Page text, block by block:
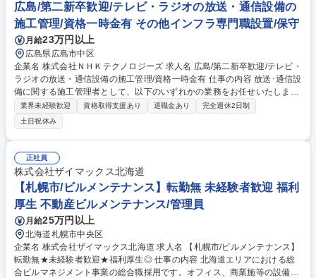
広島/第二新卒歓迎/テレビ・ラジオの放送・通信設備の
施工管理/資格一時金有 その他インフラ専門職設置/保守
月給23万円以上
広島県広島市中区
企業名 株式会社ＮＨＫテクノロジーズ 求人名 広島/第二新卒歓迎/テレビ・
ラジオの放送・通信設備の施工管理/資格一時金有 仕事の内容 放送･通信設
備に関する施工管理者として、以下のいずれかの業務をお任せいたしま
す。下記業務のうち複数を御担当いただく場合もございます。 ※建設業務
や建物の改変等の業務はございません。 ・テレビ/ラジオの放送送信/通信
設備のメンテナンス ・テレビ/ラジオの放送送信/通信設備の改修･新設工事
における設計/施工管理 ・テレビ放送の共同受信施設のメンテナンス ・テ
レビ放送の共同受信施設やケーブルテレビ設備の改修･新設工事における
設計･施工管理 ・諸官庁等の無線システムの公共工事における設計/施工管
理 ・無線設備工事/無線設備利用/無線局免許申請等の電波利用に関するコ
ンサルティング 募集職種 広島/第二新卒歓迎/テレビ・ラジオの放送・通信
設備の施工管理/資格一時金有
業界未経験歓迎 資格取得支援あり 退職金あり
完全週休2日制
土日祝休み
正社員
株式会社ザイマックス北海道
【札幌市/ビルメンテナンス】転勤無 未経験者歓迎 福利
厚生 不動産ビルメンテナンス/管理員
月給25万円以上
北海道札幌市中央区
企業名 株式会社ザイマックス北海道 求人名 【札幌市/ビルメンテナンス】
転勤無★未経験者歓迎★福利厚生◎ 仕事の内容 北海道エリアにおける総
合ビルマネジメント事業の総合職採用です。オフィス、商業施等の設備管